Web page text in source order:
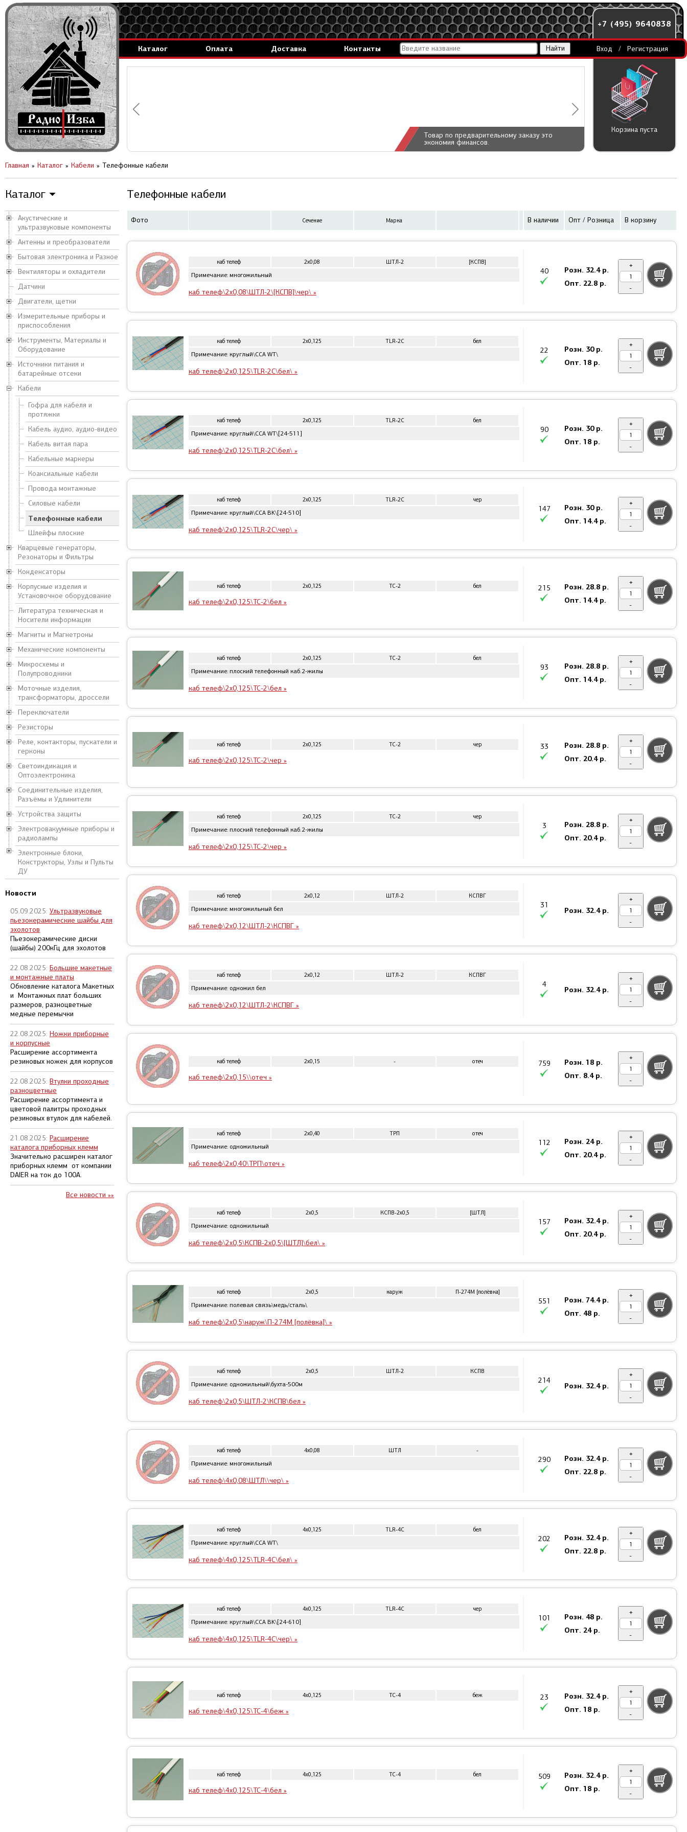
Каталог Оплата Доставка Контакты
генераторы.
за 1 день.
Товар по предварительному заказу это
экономия финансов.
+7 (495) 9640838
Вход / Регистрация
Корзина пуста
Каталог ▼
Акустические и
ультразвуковые компоненты
Антенны и преобразователи
Бытовая электроника и Разное
Вентиляторы и охладители
Датчики
Двигатели, щетки
Измерительные приборы и
приспособления
Инструменты, Материалы и
Оборудование
Источники питания и
батарейные отсеки
Кабели
Гофра для кабеля и
протяжки
Кабель аудио, аудио-видео
Кабель витая пара
Кабельные маркеры
Коаксиальные кабели
Провода монтажные
Силовые кабели
Телефонные кабели
Шлейфы плоские
Кварцевые генераторы,
Резонаторы и Фильтры
Конденсаторы
Корпусные изделия и
Установочное оборудование
Литература техническая и
Носители информации
Магниты и Магнетроны
Механические компоненты
Микросхемы и
Полупроводники
Моточные изделия,
трансформаторы, дроссели
Переключатели
Резисторы
Реле, контакторы, пускатели и
герконы
Светоиндикация и
Оптоэлектроника
Соединительные изделия,
Разъёмы и Удлинители
Устройства защиты
Электровакуумные приборы и
радиолампы
Электронные блоки,
Конструкторы, Узлы и Пульты
ДУ
Новости
05.09.2025: Ультразвуковые
пьезокерамические шайбы для
эхолотов
Пьезокерамические диски
(шайбы) 200кГц для эхолотов
22.08.2025: Большие макетные
и монтажные платы
Обновление каталога Макетных
и Монтажных плат больших
размеров, разноцветные
медные перемычки
22.08.2025: Ножки приборные
и корпусные
Расширение ассортимента
резиновых ножек для корпусов
22.08.2025: Втулки проходные
разноцветные
Расширение ассортимента и
цветовой палитры проходных
резиновых втулок для кабелей.
21.08.2025: Расширение
каталога приборных клемм
Значительно расширен каталог
приборных клемм от компании
DAIER на ток до 100А.
Все новости »»
Телефонные кабели
Главная Каталог Кабели Телефонные кабели
Фото Сечение Марка В наличии Опт / Розница В корзину
каб телеф 2x0,08 ШТЛ-2 [КСПВ]
Примечание: многожильный
каб телеф\2x0,08\ШТЛ-2\[КСПВ]\чер\ »
40 Розн. 32.4 р.
Опт. 22.8 р.
+
-
каб телеф 2x0,125 TLR-2C бел
Примечание: круглый\CCA WT\
каб телеф\2x0,125\TLR-2C\бел\ »
22 Розн. 30 р.
Опт. 18 р.
+
-
каб телеф 2x0,125 TLR-2C бел
Примечание: круглый\CCA WT\[24-511]
каб телеф\2x0,125\TLR-2C\бел\ »
90 Розн. 30 р.
Опт. 18 р.
+
-
каб телеф 2x0,125 TLR-2C чер
Примечание: круглый\CCA BK\[24-510]
каб телеф\2x0,125\TLR-2C\чер\ »
147 Розн. 30 р.
Опт. 14.4 р.
+
-
каб телеф 2x0,125 ТС-2 бел
каб телеф\2x0,125\ТС-2\бел »
215 Розн. 28.8 р.
Опт. 14.4 р.
+
-
каб телеф 2x0,125 ТС-2 бел
Примечание: плоский телефонный каб.2-жилы
каб телеф\2x0,125\ТС-2\бел »
93 Розн. 28.8 р.
Опт. 14.4 р.
+
-
каб телеф 2x0,125 ТС-2 чер
каб телеф\2x0,125\ТС-2\чер »
33 Розн. 28.8 р.
Опт. 20.4 р.
+
-
каб телеф 2x0,125 ТС-2 чер
Примечание: плоский телефонный каб.2-жилы
каб телеф\2x0,125\ТС-2\чер »
3 Розн. 28.8 р.
Опт. 20.4 р.
+
-
каб телеф 2x0,12 ШТЛ-2 КСПВГ
Примечание: многожильный бел
каб телеф\2x0,12\ШТЛ-2\КСПВГ »
31
Розн. 32.4 р.
+
-
каб телеф 2x0,12 ШТЛ-2 КСПВГ
Примечание: одножил бел
каб телеф\2x0,12\ШТЛ-2\КСПВГ »
4
Розн. 32.4 р.
+
-
каб телеф 2x0,15 - отеч
каб телеф\2x0,15\\отеч »
759 Розн. 18 р.
Опт. 8.4 р.
+
-
каб телеф 2x0,40 ТРП отеч
Примечание: одножильный
каб телеф\2x0,40\ТРП\отеч »
112 Розн. 24 р.
Опт. 20.4 р.
+
-
каб телеф 2x0,5 КСПВ-2x0,5 [ШТЛ]
Примечание: одножильный
каб телеф\2x0,5\КСПВ-2x0,5\[ШТЛ]\бел\ »
157 Розн. 32.4 р.
Опт. 20.4 р.
+
-
каб телеф 2x0,5 наруж П-274М [полёвка]
Примечание: полевая связь\медь/сталь\
каб телеф\2x0,5\наруж\П-274М [полёвка]\ »
551 Розн. 74.4 р.
Опт. 48 р.
+
-
каб телеф 2x0,5 ШТЛ-2 КСПВ
Примечание: одножильный\бухта-500м
каб телеф\2x0,5\ШТЛ-2\КСПВ\бел »
214
Розн. 32.4 р.
+
-
каб телеф 4x0,08 ШТЛ -
Примечание: многожильный
каб телеф\4x0,08\ШТЛ\\чер\ »
290 Розн. 32.4 р.
Опт. 22.8 р.
+
-
каб телеф 4x0,125 TLR-4C бел
Примечание: круглый\CCA WT\
каб телеф\4x0,125\TLR-4C\бел\ »
202 Розн. 32.4 р.
Опт. 22.8 р.
+
-
каб телеф 4x0,125 TLR-4C чер
Примечание: круглый\CCA BK\[24-610]
каб телеф\4x0,125\TLR-4C\чер\ »
101 Розн. 48 р.
Опт. 24 р.
+
-
каб телеф 4x0,125 ТС-4 беж
каб телеф\4x0,125\ТС-4\беж »
23 Розн. 32.4 р.
Опт. 18 р.
+
-
каб телеф 4x0,125 ТС-4 бел
каб телеф\4x0,125\ТС-4\бел »
509 Розн. 32.4 р.
Опт. 18 р.
+
-